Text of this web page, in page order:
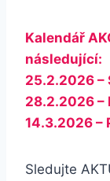
Kalendář
následující:
25.2.2026 –
28.2.2026 –
14.3.2026 –
Sledujte